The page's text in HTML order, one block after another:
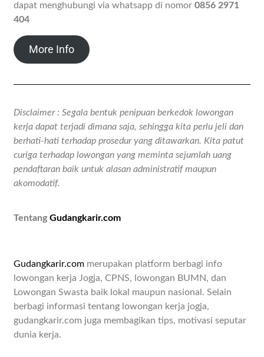
dapat menghubungi via whatsapp di nomor0856 2971
404
More Info
Disclaimer : Segala bentuk penipuan berkedok lowongan
kerja dapat terjadi dimana saja, sehingga kita perlu jeli dan
berhati-hati terhadap prosedur yang ditawarkan. Kita patut
curiga terhadap lowongan yang meminta sejumlah uang
pendaftaran baik untuk alasan administratif maupun
akomodatif.
TentangGudangkarir.com
Gudangkarir.com merupakan platform berbagi info
lowongan kerja Jogja, CPNS, lowongan BUMN, dan
Lowongan Swasta baik lokal maupun nasional. Selain
berbagi informasi tentang lowongan kerja jogja,
gudangkarir.com juga membagikan tips, motivasi seputar
dunia kerja.